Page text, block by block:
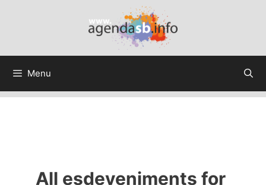
Menu
All esdeveniments for